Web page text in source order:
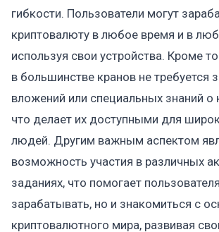
гибкости. Пользователи могут
криптовалюту в любое время и в
используя свои устройства. Кроме
в большинстве кранов не требуется
вложений или специальных знаний о
что делает их доступными для
людей. Другим важным аспектом
возможность участия в различных
заданиях, что помогает
зарабатывать, но и знакомиться с
криптовалютного мира, развивая